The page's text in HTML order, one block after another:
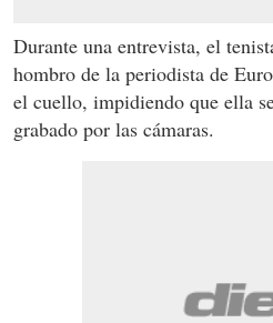
Durante una entrevista, el
hombro de la periodista de
el cuello, impidiendo que ella
grabado por las cámaras.